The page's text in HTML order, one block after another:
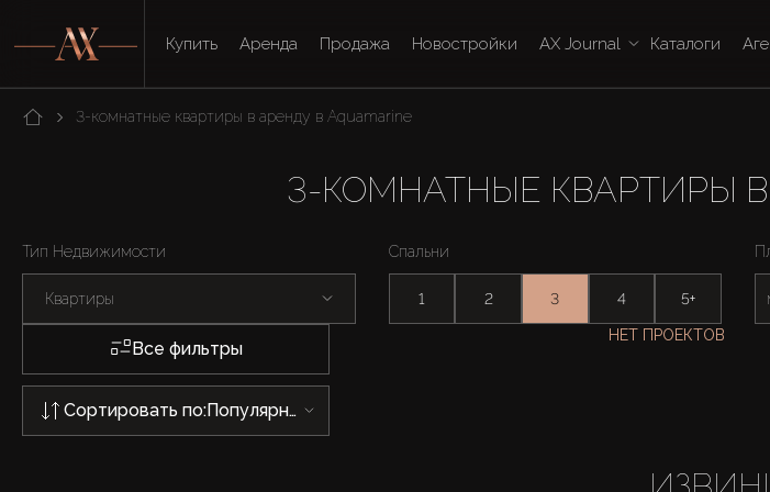
Купить Аренда Продажа Новостройки AX Journal Каталоги
3-комнатные квартиры в аренду в Aquamarine
3-КОМНАТНЫЕ КВАРТИРЫ В
Тип Недвижимости
Квартиры
Спальни
1 2 3 4 5+
Все фильтры
НЕТ ПРОЕКТОВ
Сортировать по: Популярности